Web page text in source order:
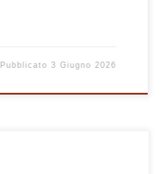
Pubblicato3 Giugno 2026